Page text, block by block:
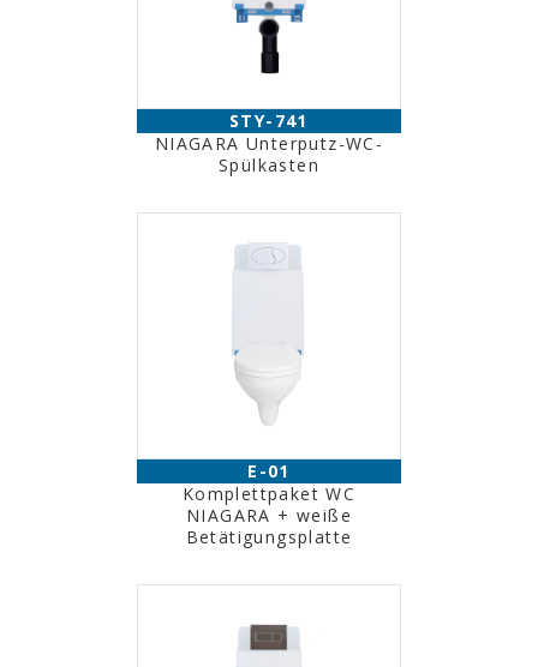
STY-741
NIAGARA Unterputz-WC-
Spülkasten
E-01
Komplettpaket WC
NIAGARA + weiße
Betätigungsplatte